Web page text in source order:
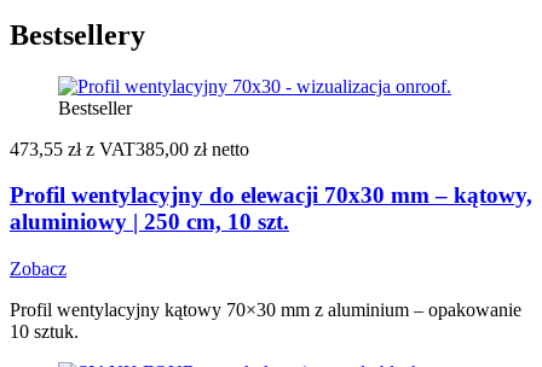
Bestsellery
Bestseller
473,55 zł z VAT385,00 zł netto
Profil wentylacyjny do elewacji 70x30 mm – kątowy,
aluminiowy | 250 cm, 10 szt.
Zobacz
Profil wentylacyjny kątowy 70×30 mm z aluminium – opakowanie
10 sztuk.